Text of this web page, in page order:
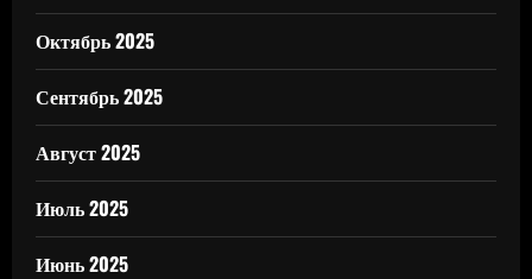
Октябрь 2025
Сентябрь 2025
Август 2025
Июль 2025
Июнь 2025